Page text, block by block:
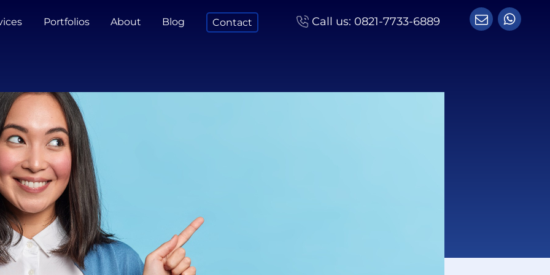
Portfolios About Blog Contact Call us: 0821-7733-6889